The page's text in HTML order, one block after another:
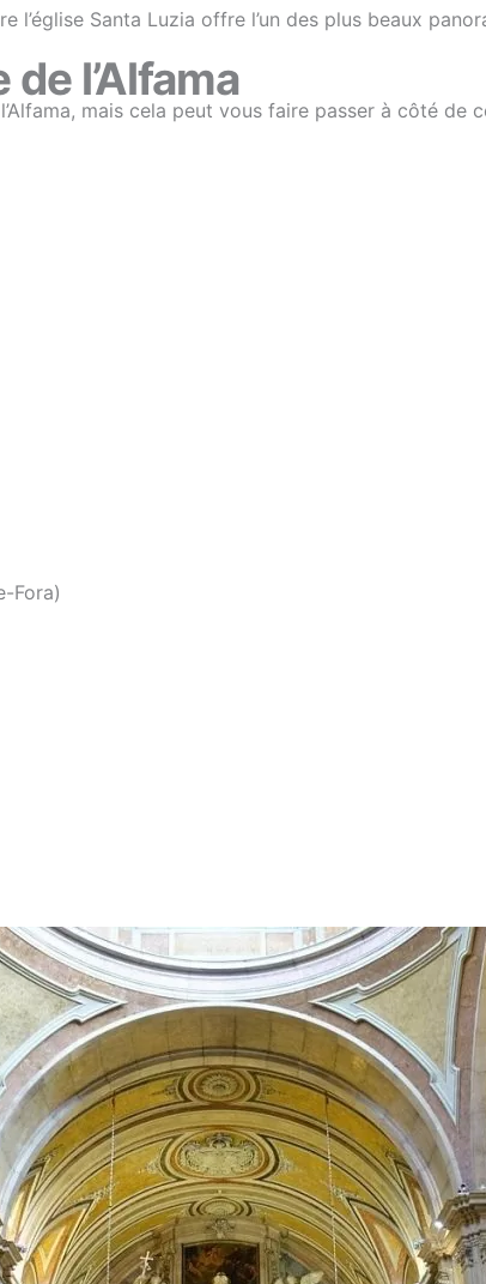
l’église Santa Luzia offre l’un des plus beaux
l’Alfama
mais cela peut vous faire passer à côté
Fora)